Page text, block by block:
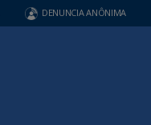
DENUNCIA ANÔNIMA